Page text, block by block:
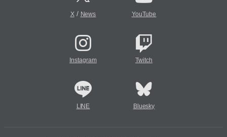
X/ News YouTube
Instagram Twitch
LINE Bluesky